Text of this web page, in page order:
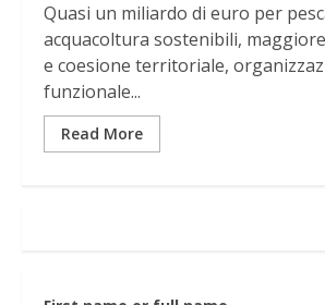
Quasi un miliardo di euro per
acquacoltura sostenibili,
e coesione territoriale,
funzionale...
Read More